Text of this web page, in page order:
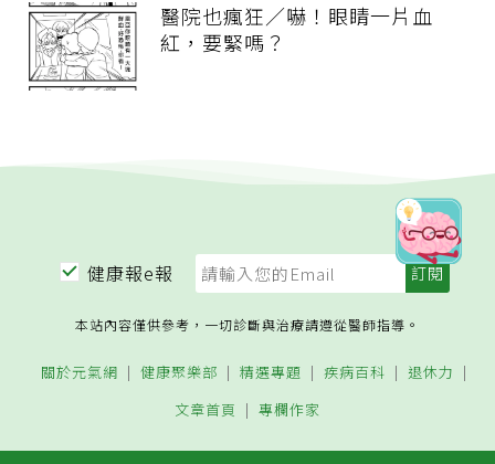
醫院也瘋狂／嚇！眼睛一片血
紅，要緊嗎？
健康報e報
本站內容僅供參考，一切診斷與治療請遵從醫師指導。
關於元氣網 健康聚樂部 精選專題 疾病百科
退休力
文章首頁
專欄作家